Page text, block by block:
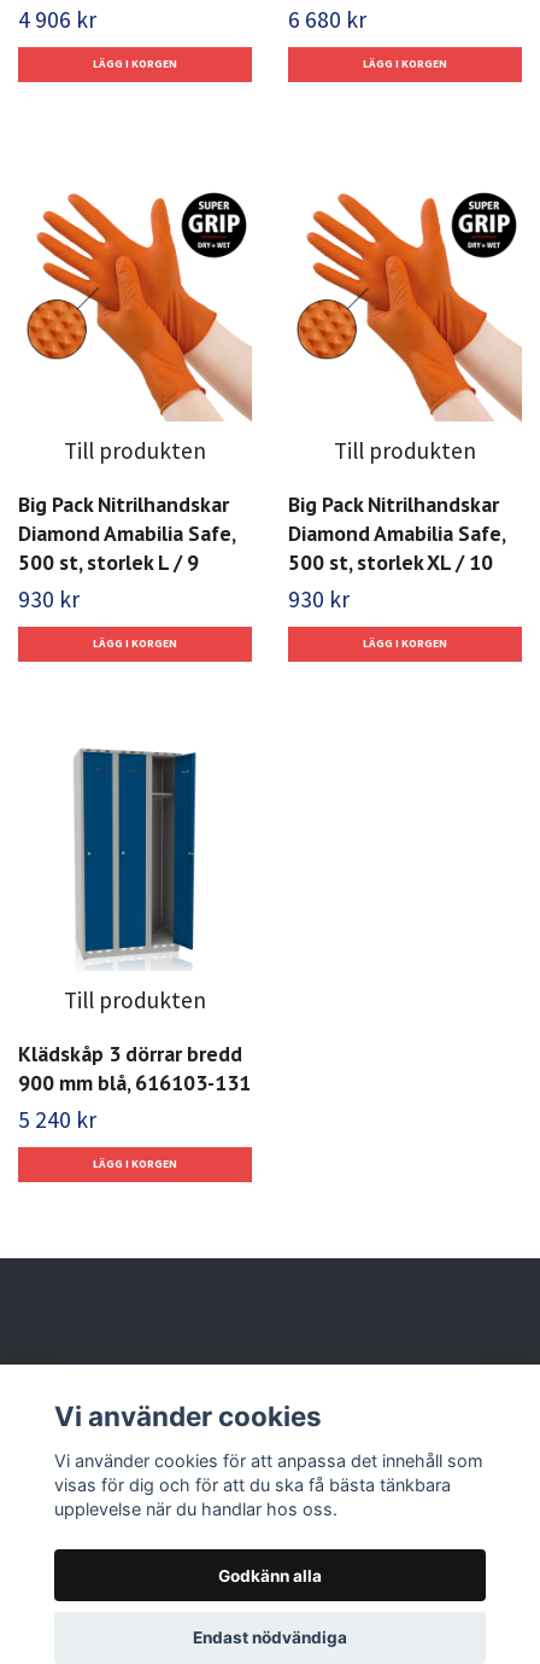
4 906 kr 6 680 kr
Till produkten
Big Pack Nitrilhandskar
Diamond Amabilia Safe,
500 st, storlek L / 9
930 kr
Till produkten
Big Pack Nitrilhandskar
Diamond Amabilia Safe,
500 st, storlek XL / 10
930 kr
Till produkten
Klädskåp 3 dörrar bredd
900 mm blå, 616103-131
5 240 kr
Läs mer
© 2026 Nolbox AB
Vi använder cookies
Vi använder cookies för att anpassa det innehåll som
visas för dig och för att du ska få bästa tänkbara
upplevelse när du handlar hos oss.
Godkänn alla
Endast nödvändiga